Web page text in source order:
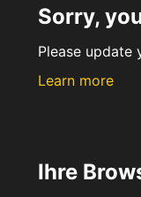
Sorry,
Please
Learn more
Ihre